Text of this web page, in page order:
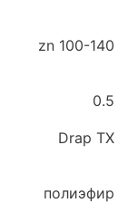
zn 100-140
0.5
Drap ТХ
полиэфир